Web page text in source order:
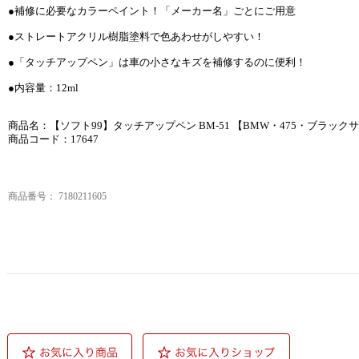
●補修に必要なカラーペイント！「メーカー名」ごとにご用意
●ストレートアクリル樹脂塗料で色あわせがしやすい！
●「タッチアップペン」は車の小さなキズを補修するのに便利！
●内容量：12ml
商品名：【ソフト99】タッチアップペン BM-51 【BMW・475・ブラックサ
商品コード：17647
商品番号： 7180211605